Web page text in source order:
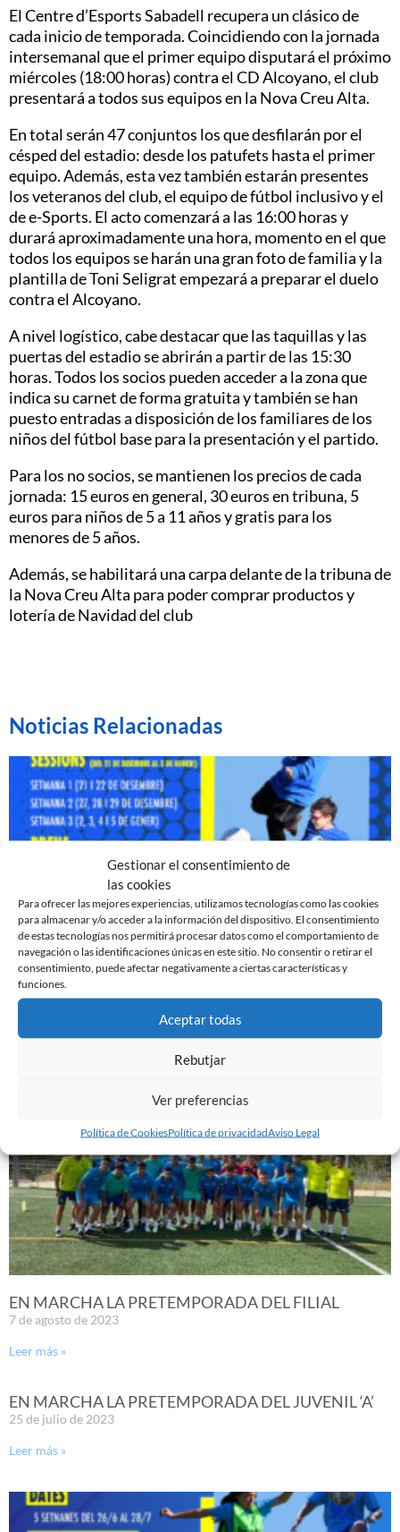
Gestionar el consentimiento de
las cookies
Para ofrecer las mejores experiencias, utilizamos tecnologías como las cookies
para almacenar y/o acceder a la información del dispositivo. El consentimiento
de estas tecnologías nos permitirá procesar datos como el comportamiento de
navegación o las identificaciones únicas en este sitio. No consentir o retirar el
consentimiento, puede afectar negativamente a ciertas características y
funciones.
Aceptar todas
Rebutjar
Ver preferencias
Política de CookiesPolítica de privacidadAviso Legal
El Centre d’Esports Sabadell recupera un clásico de
cada inicio de temporada. Coincidiendo con la jornada
intersemanal que el primer equipo disputará el próximo
miércoles (18:00 horas) contra el CD Alcoyano, el club
presentará a todos sus equipos en la Nova Creu Alta.
En total serán 47 conjuntos los que desfilarán por el
césped del estadio: desde los patufets hasta el primer
equipo. Además, esta vez también estarán presentes
los veteranos del club, el equipo de fútbol inclusivo y el
de e-Sports. El acto comenzará a las 16:00 horas y
durará aproximadamente una hora, momento en el que
todos los equipos se harán una gran foto de familia y la
plantilla de Toni Seligrat empezará a preparar el duelo
contra el Alcoyano.
A nivel logístico, cabe destacar que las taquillas y las
puertas del estadio se abrirán a partir de las 15:30
horas. Todos los socios pueden acceder a la zona que
indica su carnet de forma gratuita y también se han
puesto entradas a disposición de los familiares de los
niños del fútbol base para la presentación y el partido.
Para los no socios, se mantienen los precios de cada
jornada: 15 euros en general, 30 euros en tribuna, 5
euros para niños de 5 a 11 años y gratis para los
menores de 5 años.
Además, se habilitará una carpa delante de la tribuna de
la Nova Creu Alta para poder comprar productos y
lotería de Navidad del club
Noticias Relacionadas
ABIERTAS LAS INSCRIPCIONES PARA EL CAMPUS
DE NAVIDAD
Leer más »
EN MARCHA LA PRETEMPORADA DEL FILIAL
7 de agosto de 2023
Leer más »
EN MARCHA LA PRETEMPORADA DEL JUVENIL ‘A’
25 de julio de 2023
Leer más »